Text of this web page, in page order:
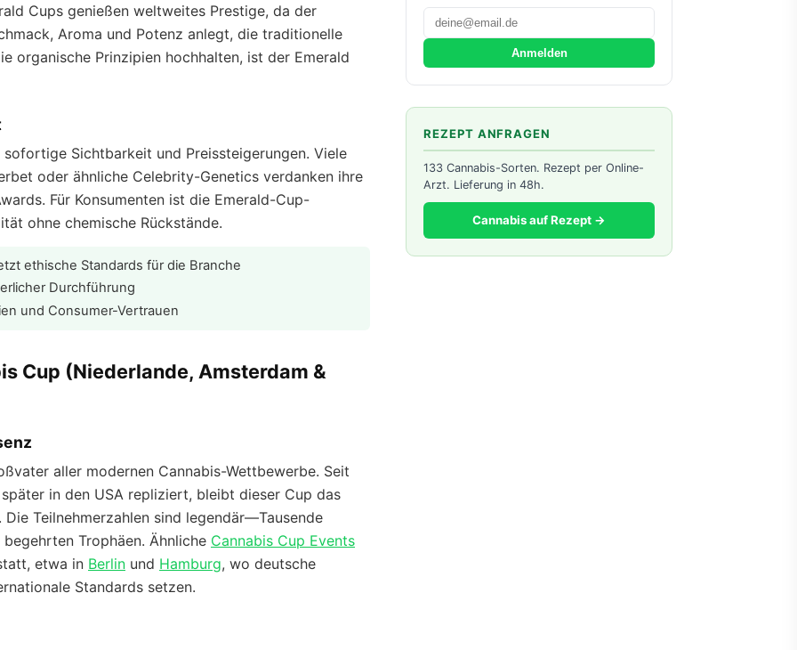
Cups genießen weltweites Prestige, da der
Aroma und Potenz anlegt, die traditionelle
organische Prinzipien hochhalten, ist der Emerald
Sichtbarkeit und Preissteigerungen. Viele
oder ähnliche Celebrity-Genetics verdanken ihre
Für Konsumenten ist die Emerald-Cup-
ohne chemische Rückstände.
ethische Standards für die Branche
Durchführung
und Consumer-Vertrauen
Cup (Niederlande, Amsterdam &
aller modernen Cannabis-Wettbewerbe. Seit
in den USA repliziert, bleibt dieser Cup das
Teilnehmerzahlen sind legendär—Tausende
Trophäen. Ähnliche Cannabis Cup Events
etwa in Berlin und Hamburg, wo deutsche
Standards setzen.
Anmelden
REZEPT ANFRAGEN
133 Cannabis-Sorten. Rezept per Online-
Arzt. Lieferung in 48h.
Cannabis auf Rezept →